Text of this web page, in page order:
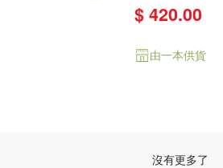
$ 420.00
由一本供貨
沒有更多了